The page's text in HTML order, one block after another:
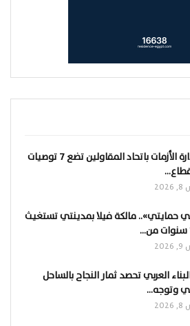
لجنة إدارة الأزمات باتحاد المقاولين تضع 7 توصيات
قطاع…
حمايتي».. مالكة فيلا بمدينتي تستغيث
العربي تحصد ثمار النجاح بالساحل
وتوجه…